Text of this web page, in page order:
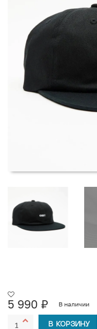
5 990 ₽ В наличии
В КОРЗИНУ